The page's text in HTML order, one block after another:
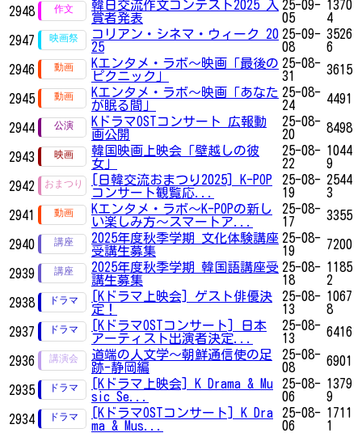
2948
韓日交流作文コンテスト2025 入
賞者発表
25-09-
05
1370
4
2947
コリアン・シネマ・ウィーク 20
25
25-09-
08
3526
6
2946
Kエンタメ・ラボ～映画「最後の
ピクニック」
25-08-
31
3615
2945
Kエンタメ・ラボ～映画「あなた
が眠る間」
25-08-
24
4491
2944
KドラマOSTコンサート 広報動
画公開
25-08-
20
8498
2943
韓国映画上映会「壁越しの彼
女」
25-08-
22
1044
9
2942
[日韓交流おまつり2025] K-POP
コンサート観覧応...
25-08-
19
2544
3
2941
Kエンタメ・ラボ～K-POPの新し
い楽しみ方～スマートア...
25-08-
17
3355
2940
2025年度秋季学期 文化体験講座
受講生募集
25-08-
19
7200
2939
2025年度秋季学期 韓国語講座受
講生募集
25-08-
18
1185
2
2938
[Kドラマ上映会] ゲスト俳優決
定！
25-08-
13
1067
8
2937
[KドラマOSTコンサート] 日本
アーティスト出演者決定...
25-08-
13
6416
2936
道端の人文学～朝鮮通信使の足
跡-静岡編
25-08-
08
6901
2935
[Kドラマ上映会] K Drama & Mu
sic Se...
25-08-
06
1379
9
2934
[KドラマOSTコンサート] K Dra
ma & Mus...
25-08-
06
1711
1